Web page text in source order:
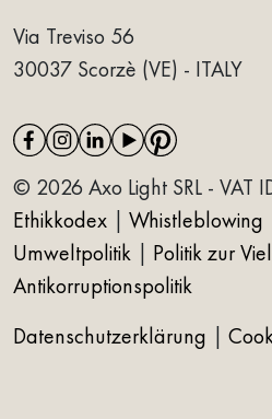
Via Treviso 56
30037 Scorzè (VE) - ITALY
© 2026 Axo Light SRL - VAT
Ethikkodex
Whistleblowing
Umweltpolitik
Politik zur
Antikorruptionspolitik
Datenschutzerklärung